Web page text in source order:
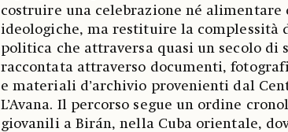
costruire una celebrazione né alimentare
ideologiche, ma restituire la complessità
politica che attraversa quasi un secolo di
raccontata attraverso documenti,
e materiali d’archivio provenienti dal
L’Avana. Il percorso segue un ordine
giovanili a Birán, nella Cuba orientale,